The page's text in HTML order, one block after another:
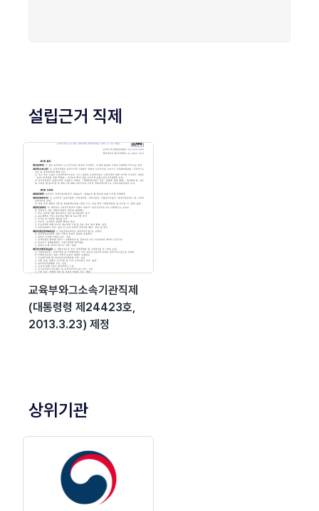
설립근거 직제
교육부와그소속기관직제
(대통령령 제24423호,
2013.3.23) 제정
상위기관